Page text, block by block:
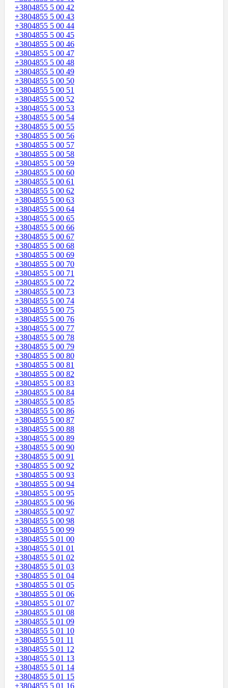
+3804855 5 00 42
+3804855 5 00 43
+3804855 5 00 44
+3804855 5 00 45
+3804855 5 00 46
+3804855 5 00 47
+3804855 5 00 48
+3804855 5 00 49
+3804855 5 00 50
+3804855 5 00 51
+3804855 5 00 52
+3804855 5 00 53
+3804855 5 00 54
+3804855 5 00 55
+3804855 5 00 56
+3804855 5 00 57
+3804855 5 00 58
+3804855 5 00 59
+3804855 5 00 60
+3804855 5 00 61
+3804855 5 00 62
+3804855 5 00 63
+3804855 5 00 64
+3804855 5 00 65
+3804855 5 00 66
+3804855 5 00 67
+3804855 5 00 68
+3804855 5 00 69
+3804855 5 00 70
+3804855 5 00 71
+3804855 5 00 72
+3804855 5 00 73
+3804855 5 00 74
+3804855 5 00 75
+3804855 5 00 76
+3804855 5 00 77
+3804855 5 00 78
+3804855 5 00 79
+3804855 5 00 80
+3804855 5 00 81
+3804855 5 00 82
+3804855 5 00 83
+3804855 5 00 84
+3804855 5 00 85
+3804855 5 00 86
+3804855 5 00 87
+3804855 5 00 88
+3804855 5 00 89
+3804855 5 00 90
+3804855 5 00 91
+3804855 5 00 92
+3804855 5 00 93
+3804855 5 00 94
+3804855 5 00 95
+3804855 5 00 96
+3804855 5 00 97
+3804855 5 00 98
+3804855 5 00 99
+3804855 5 01 00
+3804855 5 01 01
+3804855 5 01 02
+3804855 5 01 03
+3804855 5 01 04
+3804855 5 01 05
+3804855 5 01 06
+3804855 5 01 07
+3804855 5 01 08
+3804855 5 01 09
+3804855 5 01 10
+3804855 5 01 11
+3804855 5 01 12
+3804855 5 01 13
+3804855 5 01 14
+3804855 5 01 15
+3804855 5 01 16